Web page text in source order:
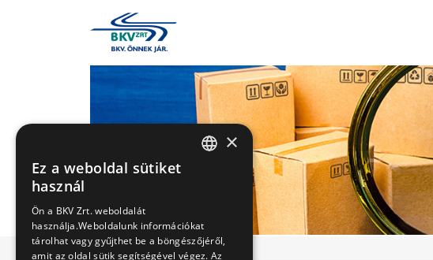
×
Ez a weboldal sütiket
használ
Ön a BKV Zrt. weboldalát
használja.Weboldalunk információkat
tárolhat vagy gyűjthet be a böngészőjéről,
amit az oldal sütik segítségével végez. Az